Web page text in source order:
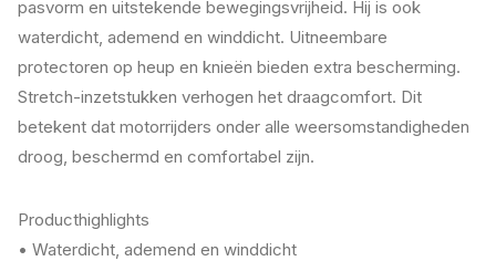
pasvorm en uitstekende bewegingsvrijheid. Hij is ook
waterdicht, ademend en winddicht. Uitneembare
protectoren op heup en knieën bieden extra bescherming.
Stretch-inzetstukken verhogen het draagcomfort. Dit
betekent dat motorrijders onder alle weersomstandigheden
droog, beschermd en comfortabel zijn.
Producthighlights
• Waterdicht, ademend en winddicht